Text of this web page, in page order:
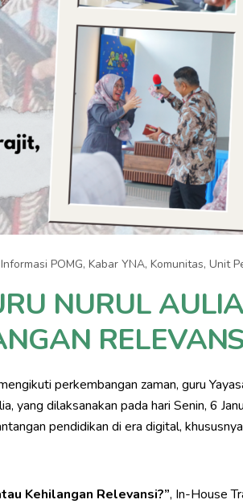
Informasi POMG, Kabar YNA, Komunitas, Unit
NURUL
perkembangan zaman, guru
yang dilaksanakan pada hari Senin, 6
pendidikan di era digital,
Kehilangan Relevansi?”, In-House